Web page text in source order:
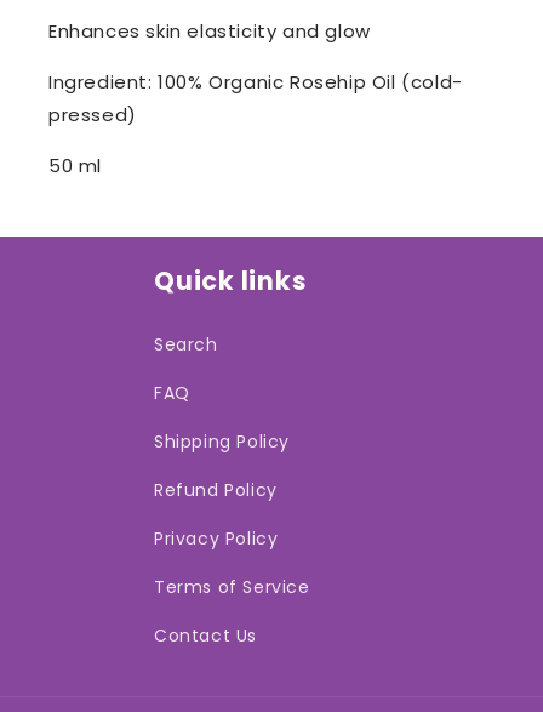
Enhances skin elasticity and glow
Ingredient: 100% Organic Rosehip Oil (cold-
pressed)
50 ml
Quick links
Search
FAQ
Shipping Policy
Refund Policy
Privacy Policy
Terms of Service
Contact Us